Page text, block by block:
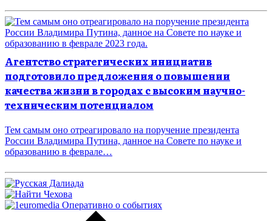
Агентство стратегических инициатив
подготовило предложения о повышении
качества жизни в городах с высоким научно-
техническим потенциалом
Тем самым оно отреагировало на поручение президента
России Владимира Путина, данное на Совете по науке и
образованию в феврале…